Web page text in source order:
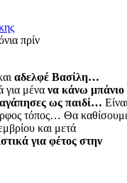
πρίν
αδελφέ Βασίλη…
για μένα να κάνω μπάνιο
ως παιδί… Είναι
τόπος… Θα
και μετά
για φέτος στην